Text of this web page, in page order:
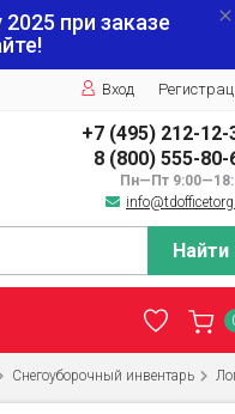
2025 при заказе
Вход
+7 (495) 212-12-
8 (800) 555-80-
Пн—Пт
Найти
Снегоуборочный инвентарь